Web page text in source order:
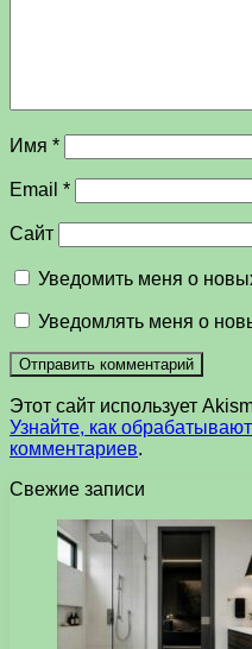
Имя *
Email *
Сайт
Уведомить меня о
Уведомлять меня о
Этот сайт использует
Узнайте, как
комментариев.
Свежие записи